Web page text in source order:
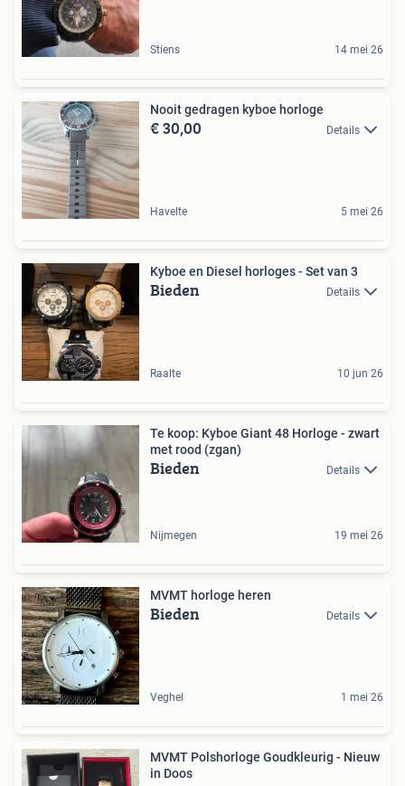
Stiens 14 mei 26
Nooit gedragen kyboe horloge
€ 30,00 Details
Havelte 5 mei 26
Kyboe en Diesel horloges - Set van 3
Bieden Details
Raalte 10 jun 26
Te koop: Kyboe Giant 48 Horloge - zwart
met rood (zgan)
Bieden Details
Nijmegen 19 mei 26
MVMT horloge heren
Bieden Details
Veghel 1 mei 26
MVMT Polshorloge Goudkleurig - Nieuw
in Doos